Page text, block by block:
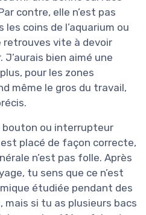
contre, elle n’est pas
les coins de l’aquarium ou
vite à devoir
bien aimé une
pour les zones
même le gros du travail,
bouton ou interrupteur
placé de façon correcte,
n’est pas folle. Après
tu sens que ce n’est
étudiée pendant des
mais si tu as plusieurs bacs